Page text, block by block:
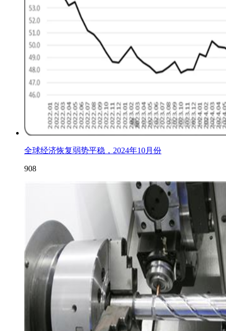
全球经济恢复弱势平稳，2024年10月份
908